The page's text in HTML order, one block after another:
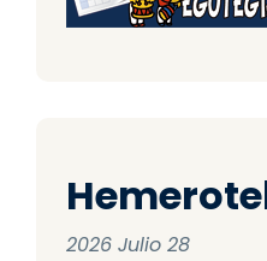
2026 Julio 28